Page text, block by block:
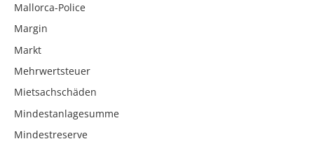
Mallorca-Police
Margin
Markt
Mehrwertsteuer
Mietsachschäden
Mindestanlagesumme
Mindestreserve